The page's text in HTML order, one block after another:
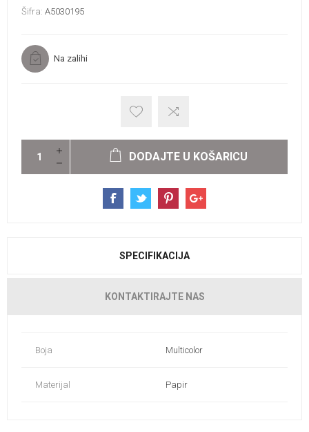
Šifra: A5030195
Na zalihi
DODAJTE U KOŠARICU
SPECIFIKACIJA
KONTAKTIRAJTE NAS
Boja Multicolor
Materijal Papir